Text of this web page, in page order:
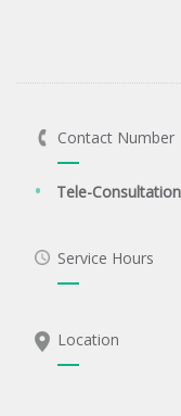
Contact Number
Tele-
Service Hours
Location